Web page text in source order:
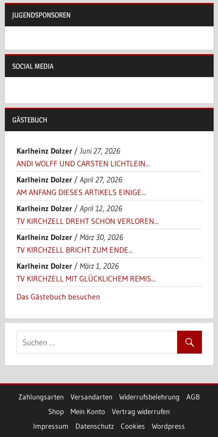
JUGENDSPONSOREN
SOCIAL MEDIA
GÄSTEBUCH
Karlheinz Dolzer/ Juni 27, 2026
ANDI WOLFF UND CARSTEN LICHTLEIN...
Karlheinz Dolzer/ April 27, 2026
AM ANFANG DIESES ARTIKELS EINIGE...
Karlheinz Dolzer/ April 12, 2026
TV KIRCHZELL DREHT SCHON VERLOREN...
Karlheinz Dolzer/ März 30, 2026
TV KIRCHZELL BRICHT ZUM ENDE...
Karlheinz Dolzer/ März 1, 2026
TV KIRCHZELL MIT GLÜCKLICHEM REMIS...
Das Gästebuch besuchen
Zahlungsarten Versandarten Widerrufsbelehrung
AGB
Shop
Mein Konto
Vertrag widerrufen
Impressum
Datenschutz Cookies Wordpress